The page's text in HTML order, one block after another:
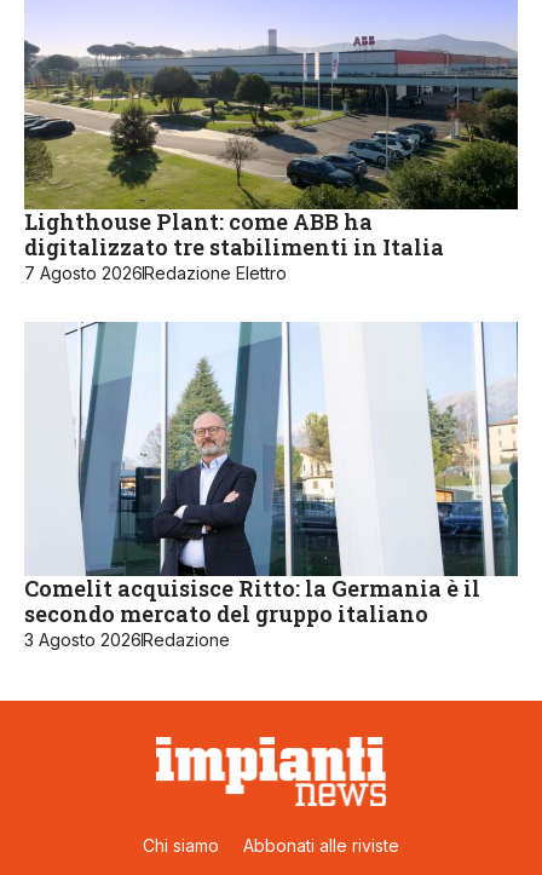
Lighthouse Plant: come ABB ha
digitalizzato tre stabilimenti in Italia
7 Agosto 2026Redazione Elettro
Comelit acquisisce Ritto: la Germania è il
secondo mercato del gruppo italiano
3 Agosto 2026Redazione
Chi siamo Abbonati alle riviste